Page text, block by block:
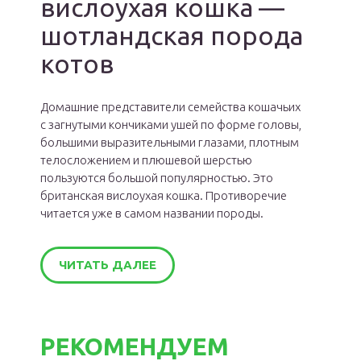
вислоухая кошка —
шотландская порода
котов
Домашние представители семейства кошачьих
с загнутыми кончиками ушей по форме головы,
большими выразительными глазами, плотным
телосложением и плюшевой шерстью
пользуются большой популярностью. Это
британская вислоухая кошка. Противоречие
читается уже в самом названии породы.
ЧИТАТЬ ДАЛЕЕ
РЕКОМЕНДУЕМ